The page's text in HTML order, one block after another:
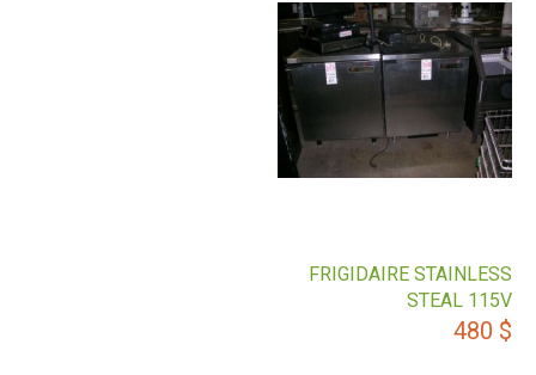
FRIGIDAIRE STAINLESS
STEAL 115V
480 $